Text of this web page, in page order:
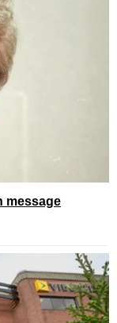
message